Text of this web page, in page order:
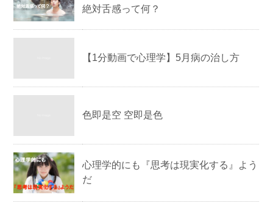
絶対舌感って何？
【1分動画で心理学】5月病の治し方
色即是空 空即是色
心理学的にも『思考は現実化する』よう
だ